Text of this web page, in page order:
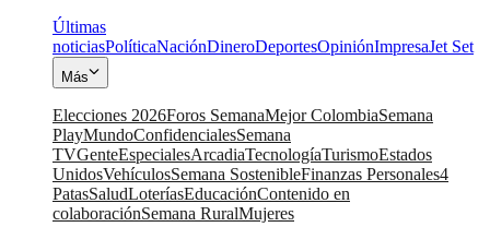
Últimas
noticiasPolíticaNaciónDineroDeportesOpiniónImpresaJet Set
Más
Elecciones 2026Foros SemanaMejor ColombiaSemana
PlayMundoConfidencialesSemana
TVGenteEspecialesArcadiaTecnologíaTurismoEstados
UnidosVehículosSemana SostenibleFinanzas Personales4
PatasSaludLoteríasEducaciónContenido en
colaboraciónSemana RuralMujeres